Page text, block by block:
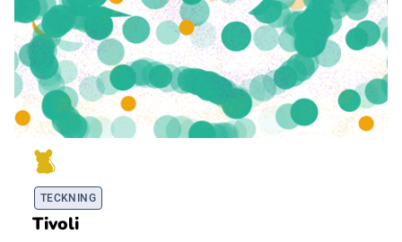
TECKNING
Tivoli